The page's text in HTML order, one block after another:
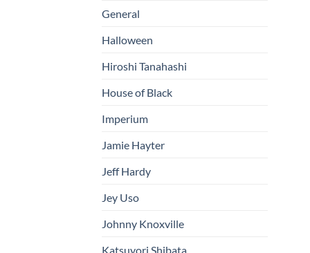
General
Halloween
Hiroshi Tanahashi
House of Black
Imperium
Jamie Hayter
Jeff Hardy
Jey Uso
Johnny Knoxville
Katsuyori Shibata